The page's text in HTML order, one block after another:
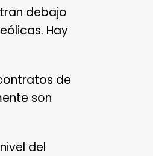
debajo
Hay
de
son
del